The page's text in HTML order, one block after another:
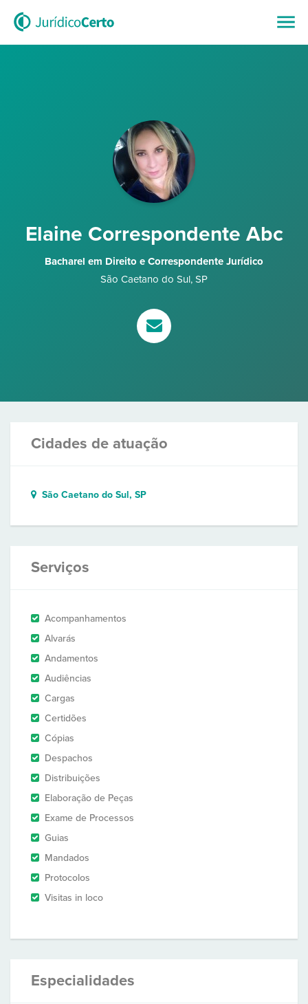
Elaine Correspondente Abc
Bacharel em Direito e Correspondente Jurídico
São Caetano do Sul, SP
Cidades de atuação
São Caetano do Sul, SP
Serviços
Acompanhamentos
Alvarás
Andamentos
Audiências
Cargas
Certidões
Cópias
Despachos
Distribuições
Elaboração de Peças
Exame de Processos
Guias
Mandados
Protocolos
Visitas in loco
Especialidades